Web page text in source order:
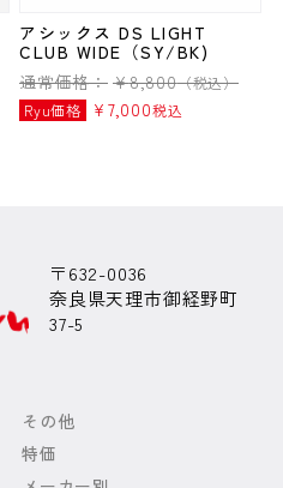
アシックス DS LIGHT
CLUB WIDE（SY/BK)
通常価格： ¥8,800（税込）
Ryu価格
¥ 7,000税込
〒632-0036
奈良県天理市御経野町
37-5
その他
特価